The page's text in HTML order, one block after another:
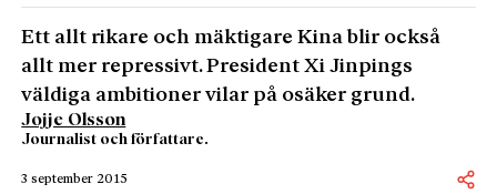
Ett allt rikare och mäktigare Kina blir också
allt mer repressivt. President Xi Jinpings
väldiga ambitioner vilar på osäker grund.
Jojje Olsson
Journalist och författare.
3 september 2015